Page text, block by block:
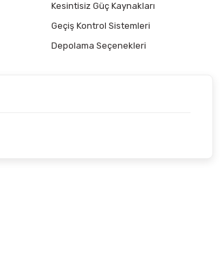
Kesintisiz Güç Kaynakları
Geçiş Kontrol Sistemleri
Depolama Seçenekleri